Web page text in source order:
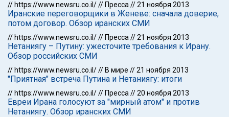
// https://www.newsru.co.il/// Пресса //21 ноября 2013
Иранские переговорщики в Женеве: сначала доверие,
потом договор. Обзор иранских СМИ
// https://www.newsru.co.il/// Пресса //21 ноября 2013
Нетаниягу – Путину: ужесточите требования к Ирану.
Обзор российских СМИ
// https://www.newsru.co.il/// В мире //21 ноября 2013
"Приятная" встреча Путина и Нетаниягу: итоги
// https://www.newsru.co.il/// Пресса //20 ноября 2013
Евреи Ирана голосуют за "мирный атом" и против
Нетаниягу. Обзор иранских СМИ